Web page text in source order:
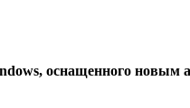
оснащенного